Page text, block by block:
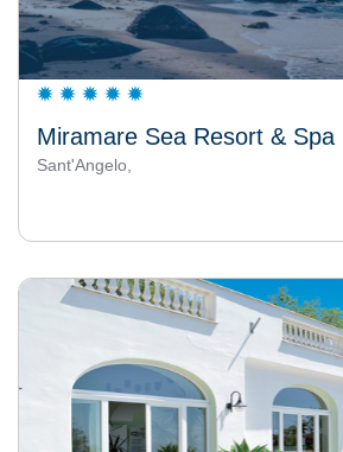
Miramare Sea Resort & Spa
Sant'Angelo,